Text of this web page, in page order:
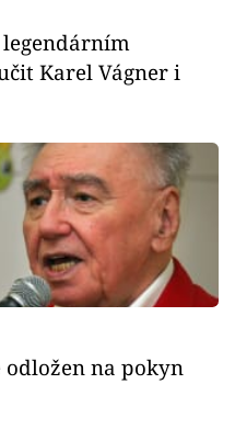
legendárním
Karel Vágner i
odložen na pokyn